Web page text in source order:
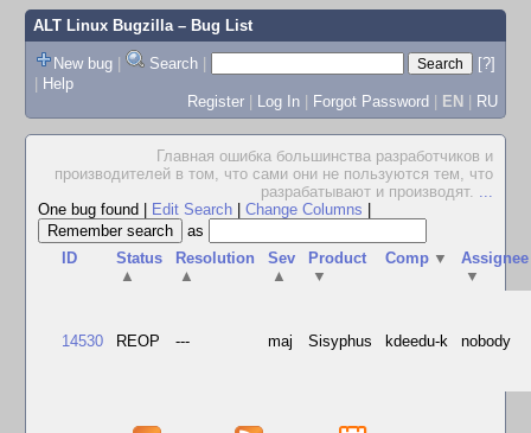
ALT Linux Bugzilla– Bug List
New bug | Search |
[?]
| Help
Register | Log In | Forgot Password | EN | RU
Главная ошибка большинства разработчиков и
производителей в том, что сами они не пользуются тем, что
разрабатывают и производят. ...
One bug found
Edit Search Change Columns
as
ID
Status
▲
Resolution
▲
Sev
▲
Product
▼
Comp ▼
Assignee
▼
14530 REOP --- maj Sisyphus kdeedu-k nobody